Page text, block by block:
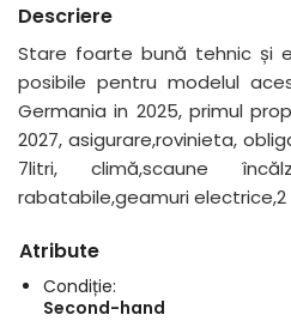
Descriere
Stare foarte bună tehnic și
posibile pentru modelul
Germania in 2025, primul
2027, asigurare,rovinieta,
7litri, climă,scaune
rabatabile,geamuri
Atribute
Condiție:
Second-hand